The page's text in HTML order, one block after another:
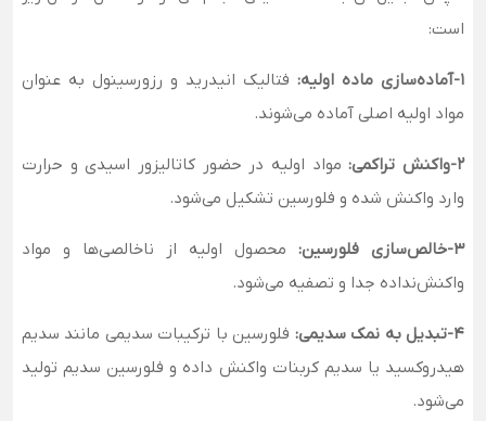
است:
1-آماده‌سازی ماده اولیه:
فتالیک انیدرید و رزورسینول به عنوان
مواد اولیه اصلی آماده می‌شوند.
2-واکنش تراکمی:
مواد اولیه در حضور کاتالیزور اسیدی و حرارت
وارد واکنش شده و فلورسین تشکیل می‌شود.
3-خالص‌سازی فلورسین:
محصول اولیه از ناخالصی‌ها و مواد
واکنش‌نداده جدا و تصفیه می‌شود.
4-تبدیل به نمک سدیمی:
فلورسین با ترکیبات سدیمی مانند سدیم
هیدروکسید یا سدیم کربنات واکنش داده و فلورسین سدیم تولید
می‌شود.